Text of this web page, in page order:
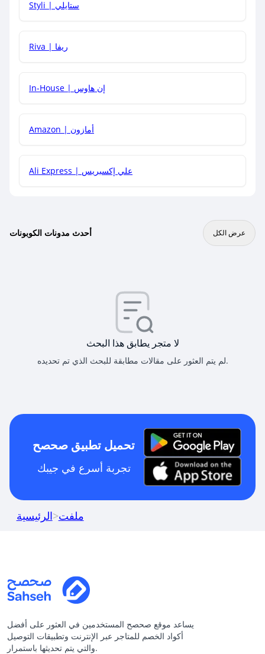
هل يمكنني جمع كود خصم مع العروض الأخرى؟
Styli | ستايلي
Riva | ريفا
In-House | إن هاوس
Amazon | أمازون
Ali Express | علي إكسبريس
أحدث مدونات الكوبونات عرض الكل
لا متجر يطابق هذا البحث
لم يتم العثور على مقالات مطابقة للبحث الذي تم تحديده.
تحميل تطبيق صحصح
تجربة أسرع في جيبك
الرئيسية>ملفت
يساعد موقع صحصح المستخدمين في العثور على أفضل
أكواد الخصم للمتاجر عبر الإنترنت وتطبيقات التوصيل
والتي يتم تحديثها باستمرار.